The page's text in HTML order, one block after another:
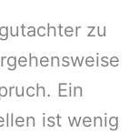
zu
Ein
ist wenig